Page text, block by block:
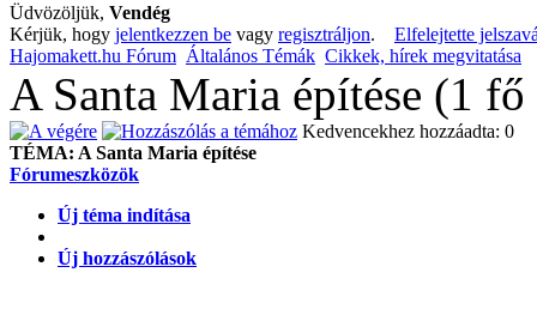
Üdvözöljük, Vendég
Kérjük, hogy jelentkezzen be vagy regisztráljon. Elfelejtette
Hajomakett.hu Fórum Általános Témák Cikkek, hírek megvitatása
A Santa Maria építése (1
Kedvencekhez hozzáadta: 0
TÉMA: A Santa Maria építése
Fórumeszközök
Új téma indítása
Új hozzászólások